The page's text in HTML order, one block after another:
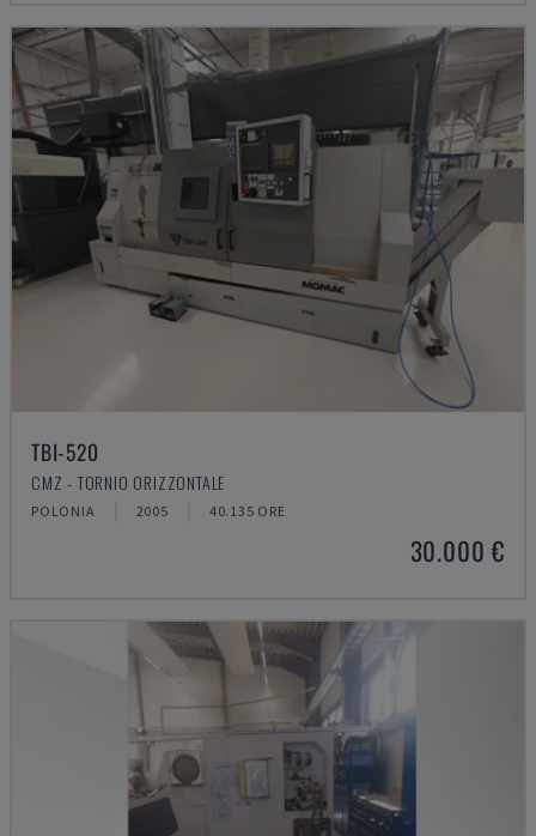
TBI-520
CMZ - TORNIO ORIZZONTALE
POLONIA 2005 40.135 ORE
30.000 €